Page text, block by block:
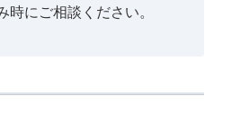
時にご相談ください。